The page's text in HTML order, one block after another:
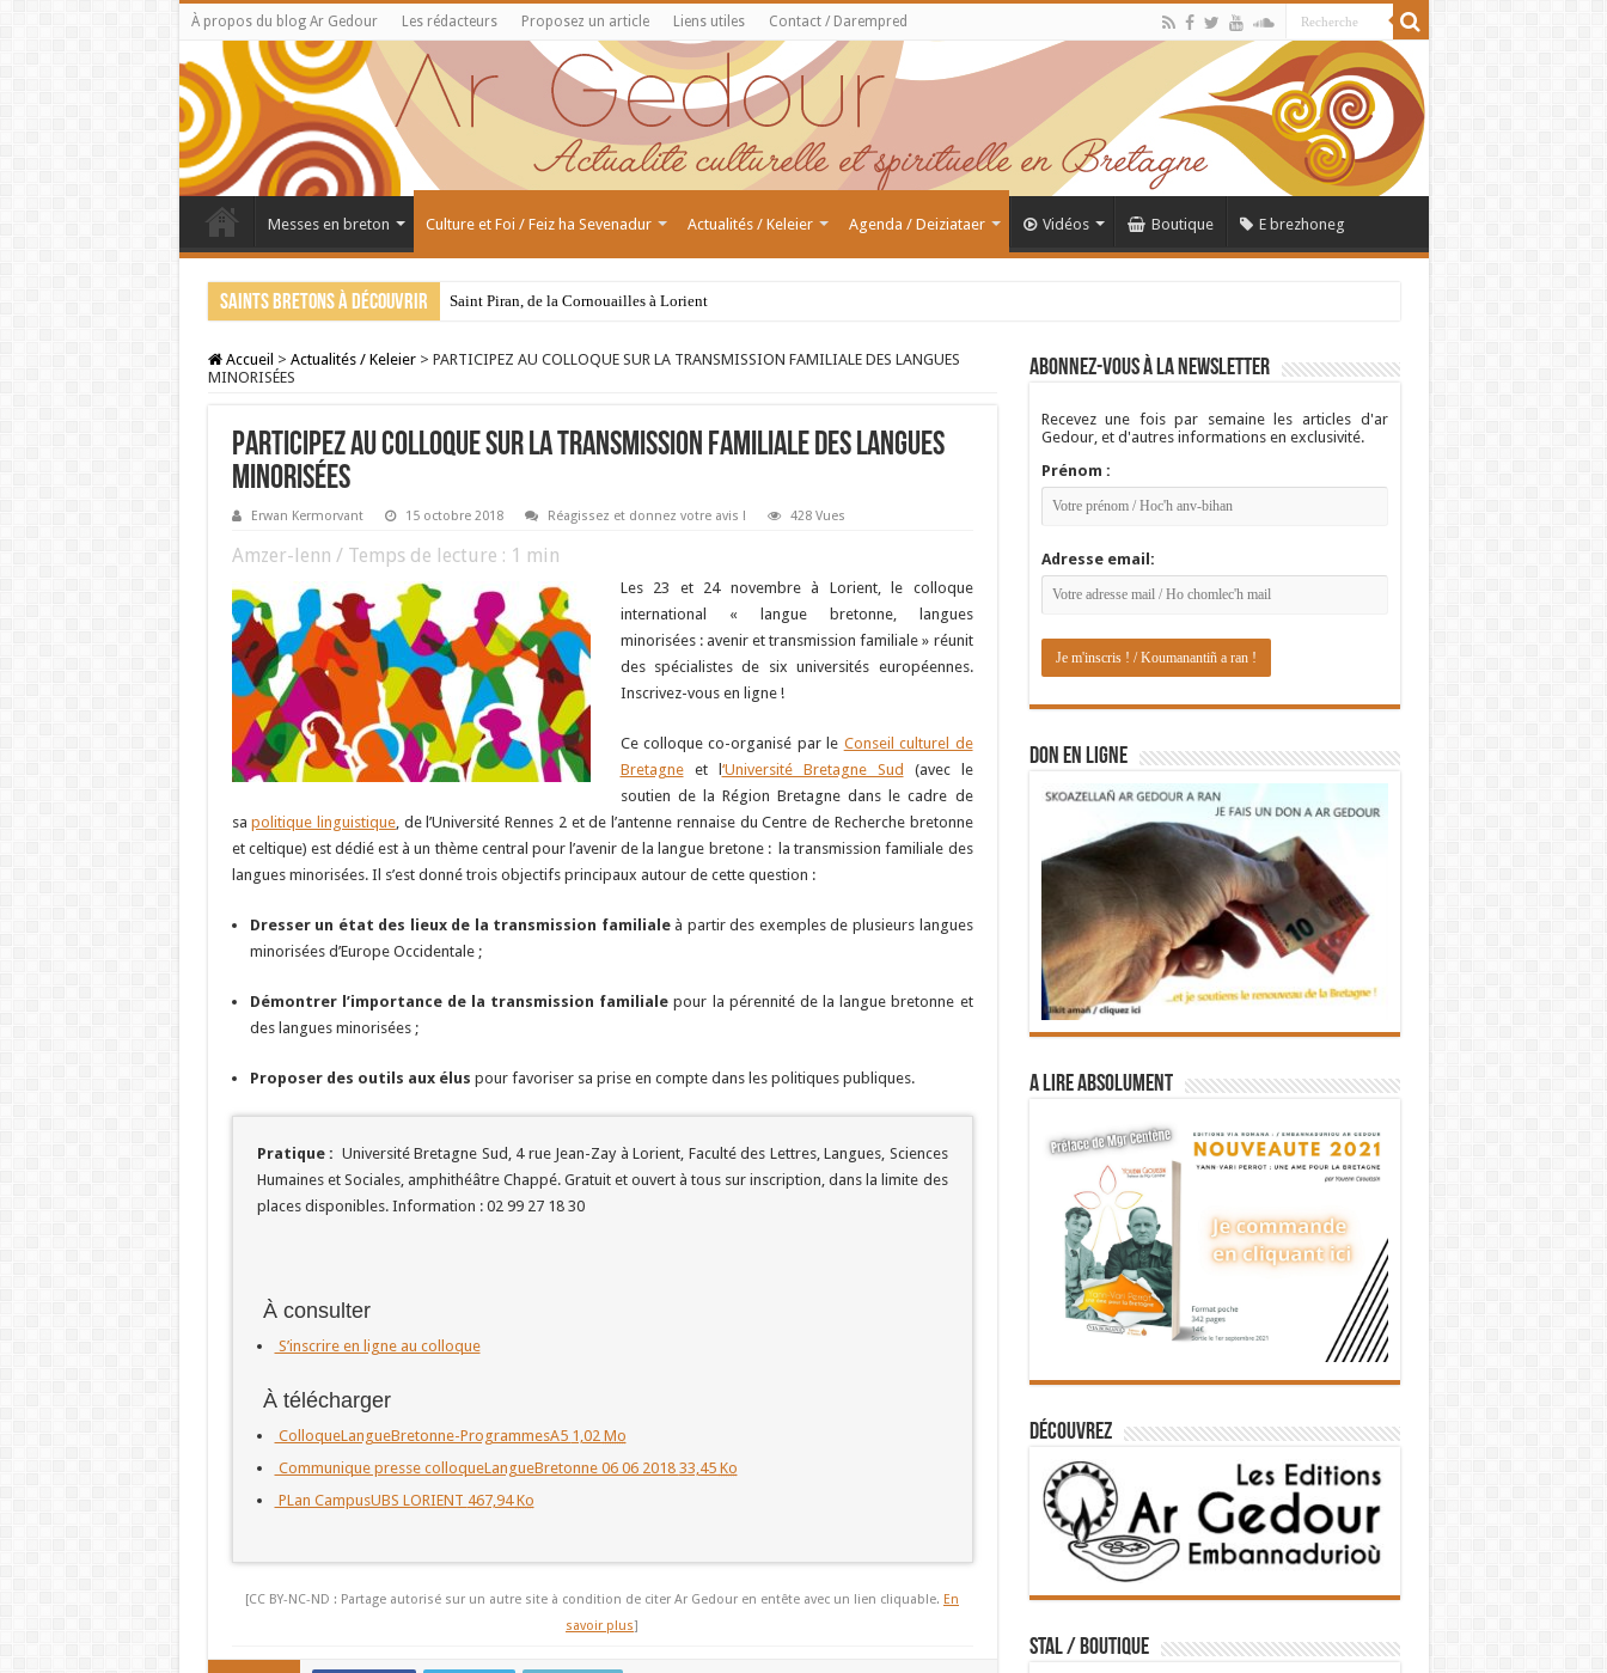
À propos du blog Ar Gedour Les rédacteurs Proposez un article Liens utiles Contact / Darempred
Messes en breton Culture et Foi / Feiz ha Sevenadur Actualités / Keleier Agenda / Deiziataer Vidéos Boutique E brezhoneg
Saints bretons à découvrir Saint Piran, de la Cornouailles à Lorient
Accueil > Actualités / Keleier > PARTICIPEZ AU COLLOQUE SUR LA TRANSMISSION FAMILIALE DES LANGUES
MINORISÉES
PARTICIPEZ AU COLLOQUE SUR LA TRANSMISSION FAMILIALE DES LANGUES
MINORISÉES
Erwan Kermorvant 15 octobre 2018 Réagissez et donnez votre avis ! 428 Vues
Amzer-lenn / Temps de lecture : 1 min
Les 23 et 24 novembre à Lorient, le colloque
international « langue bretonne, langues
minorisées : avenir et transmission familiale » réunit
des spécialistes de six universités européennes.
Inscrivez-vous en ligne !
Ce colloque co-organisé par le Conseil culturel de
Bretagneet l ‘Université Bretagne Sud (avec le
soutien de la Région Bretagne dans le cadre de
sapolitique linguistique, de l’Université Rennes 2 et de l’antenne rennaise du Centre de Recherche bretonne
et celtique) est dédié est à un thème central pour l’avenir de la langue bretone : la transmission familiale des
langues minorisées. Il s’est donné trois objectifs principaux autour de cette question :
Dresser un état des lieux de la transmission familialeà partir des exemples de plusieurs langues
minorisées d’Europe Occidentale ;
Démontrer l’importance de la transmission familiale pour la pérennité de la langue bretonne et
des langues minorisées ;
Proposer des outils aux élus pour favoriser sa prise en compte dans les politiques publiques.
Pratique : Université Bretagne Sud, 4 rue Jean-Zay à Lorient, Faculté des Lettres, Langues, Sciences
Humaines et Sociales, amphithéâtre Chappé. Gratuit et ouvert à tous sur inscription, dans la limite des
places disponibles. Information : 02 99 27 18 30
À consulter
S’inscrire en ligne au colloque
À télécharger
ColloqueLangueBretonne-ProgrammesA5 1,02 Mo
Communique presse colloqueLangueBretonne 06 06 2018 33,45 Ko
PLan CampusUBS LORIENT 467,94Ko
[CC BY-NC-ND : Partage autorisé sur un autre site à condition de citer Ar Gedour en entête avec un lien cliquable. En
savoir plus]
Abonnez-vous à la newsletter
Recevez une fois par semaine les articles d'ar
Gedour, et d'autres informations en exclusivité.
Prénom :
Adresse email:
DON EN LIGNE
A lire absolument
Découvrez
STAL / BOUTIQUE